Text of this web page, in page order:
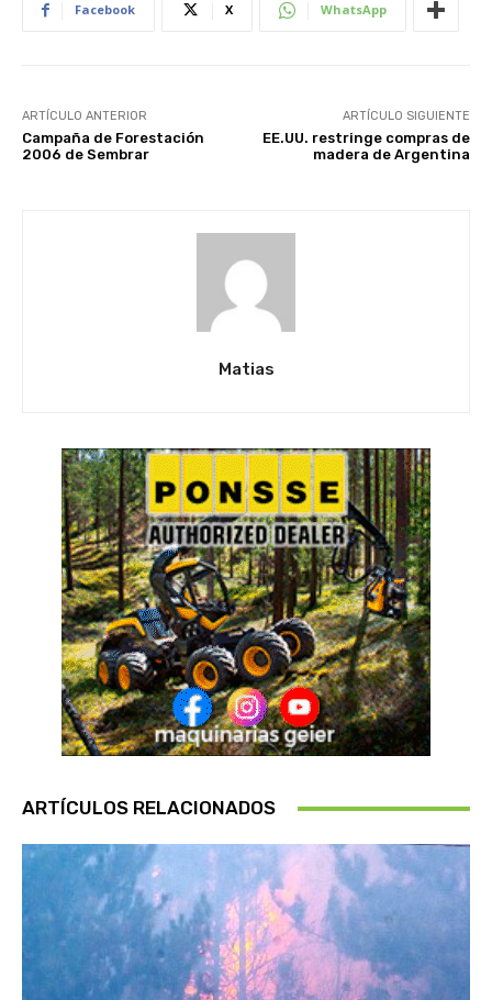
Facebook X WhatsApp
ARTÍCULO ANTERIOR
Campaña de Forestación
2006 de Sembrar
ARTÍCULO SIGUIENTE
EE.UU. restringe compras de
madera de Argentina
Matias
ARTÍCULOS RELACIONADOS